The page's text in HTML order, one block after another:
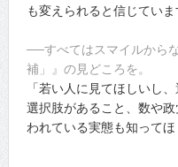
も変えられると信じていま
──すべてはスマイルから
補」』の見どころを。
「若い人に見てほしいし
選択肢があること、数や
われている実態も知ってほ